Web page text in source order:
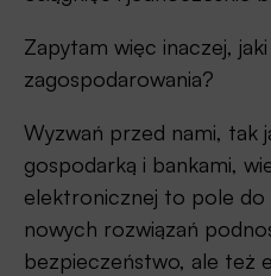
Zapytam więc inaczej,
zagospodarowania?
Wyzwań przed nami, tak
gospodarką i bankami,
elektronicznej to pole do
nowych rozwiązań
bezpieczeństwo, ale też